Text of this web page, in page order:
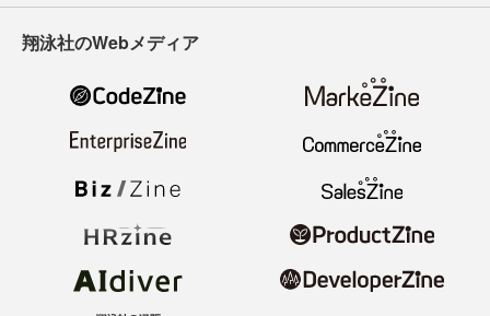
翔泳社のWebメディア